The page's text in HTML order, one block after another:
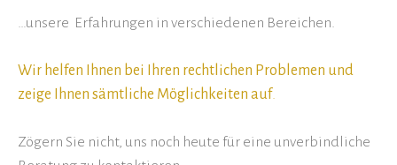
…unsere Erfahrungen in verschiedenen Bereichen.
Wir helfen Ihnen bei Ihren rechtlichen Problemen und
zeige Ihnen sämtliche Möglichkeiten auf.
Zögern Sie nicht, uns noch heute für eine unverbindliche